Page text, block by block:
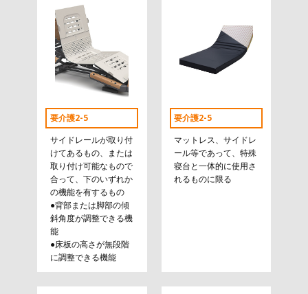
要介護2-5
サイドレールが取り付
けてあるもの、または
取り付け可能なもので
合って、下のいずれか
の機能を有するもの
●背部または脚部の傾
斜角度が調整できる機
能
●床板の高さが無段階
に調整できる機能
要介護2-5
マットレス、サイドレ
ール等であって、特殊
寝台と一体的に使用さ
れるものに限る